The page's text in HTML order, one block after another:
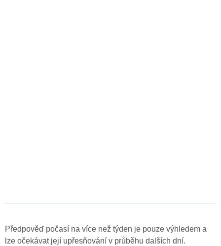
Předpověď počasí na více než týden je pouze výhledem a
lze očekávat její upřesňování v průběhu dalších dní.